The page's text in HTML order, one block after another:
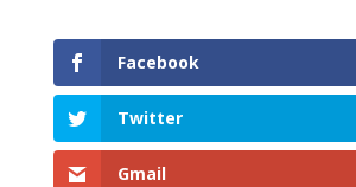
Facebook
Twitter
Gmail